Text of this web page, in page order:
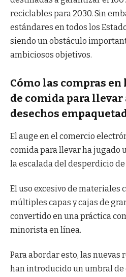
reciclables para 2030. Sin
estándares en todos los
siendo un obstáculo
ambiciosos objetivos.
Cómo las compras
de comida para llevar
desechos
El auge en el comercio
comida para llevar ha jugado
la escalada del desperdicio de
El uso excesivo de materiales
múltiples capas y cajas de
convertido en una práctica
minorista en línea.
Para abordar esto, las nuevas
han introducido un umbral de